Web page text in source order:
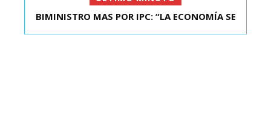
KAST SE REUNIÓ CON EL PRESIDENTE ELECTO DE
BIMINISTRO MAS POR IPC: “LA ECONOMÍA SE